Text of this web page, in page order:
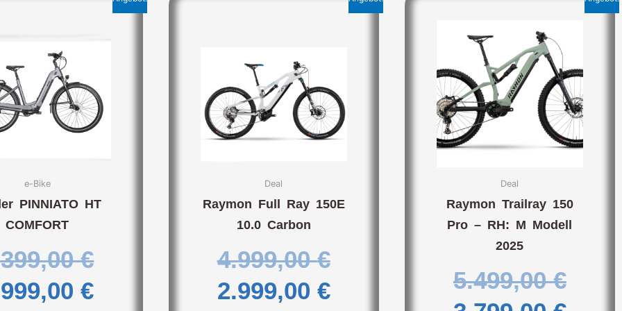
e-Bike
PINNIATO HT
COMFORT
€
6.399,00 €
€
3.999,00 €.
Deal
Raymon Full Ray 150E
10.0 Carbon
4.999,00€
4.999,00 €
2.999,00 €
2.999,00 €.
Deal
Raymon Trailray 150
Pro – RH: M Modell
2025
5.499,00€
war:
ist: